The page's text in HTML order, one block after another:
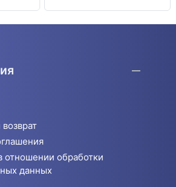
отношении обработки
данных